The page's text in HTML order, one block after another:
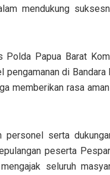
mendukung
Polda Papua Barat
pengamanan di
memberikan rasa
personel serta
peserta
seluruh